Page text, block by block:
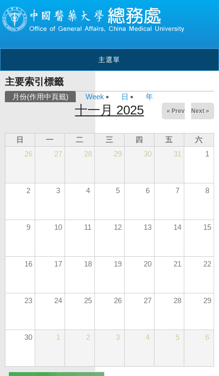
主選單
主要索引標籤
月份(作用中頁籤) Week 日 年
十一月 2025 « Prev Next »
日 一 二 三 四 五
六
26
27 28 29 30 31 1
2 3 4 5 6 7 8
9 10 11 12 13 14 15
16 17 18 19 20 21 22
23 24 25 26 27 28 29
30 1 2 3 4 5 6